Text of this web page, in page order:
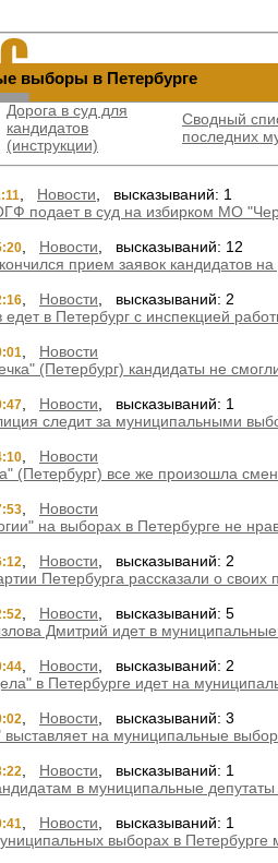
выборы в Петербурге
Дорога в суд для
кандидатов
(инструкции)
Сводный
последних
Новости , высказываний: 1
подает в суд на избирком МО
Новости , высказываний: 12
прием заявок кандидатов
Новости , высказываний: 2
в Петербург с инспекцией
Новости
(Петербург) кандидаты не
Новости , высказываний: 1
следит за муниципальными
Новости
(Петербург) все же произошла
Новости
на выборах в Петербурге не
Новости , высказываний: 2
Петербурга рассказали о
Новости , высказываний: 5
Дмитрий идет в муниципальные
Новости , высказываний: 2
в Петербурге идет на
Новости , высказываний: 3
на муниципальные
Новости , высказываний: 1
в муниципальные депутаты
Новости , высказываний: 1
выборах в Петербурге